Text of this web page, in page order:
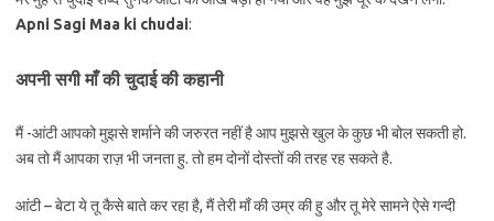
Apni Sagi Maa ki chudai:
अपनी सगी माँ की चुदाई की कहानी
मैं -आंटी आपको मुझसे शर्माने की जरुरत नहीं है आप मुझसे खुल के कुछ भी बोल सकती हो.
अब तो मैं आपका राज़ भी जनता हु. तो हम दोनों दोस्तों की तरह रह सकते है.
आंटी – बेटा ये तू कैसे बाते कर रहा है, मैं तेरी माँ की उम्र की हु और तू मेरे सामने ऐसे गन्दी